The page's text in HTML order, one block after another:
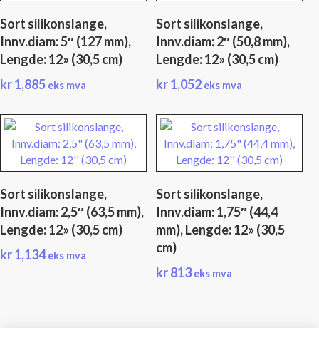
Sort silikonslange,
Innv.diam: 5″ (127 mm),
Lengde: 12» (30,5 cm)
kr1,885 eks mva
Sort silikonslange,
Innv.diam: 2″ (50,8 mm),
Lengde: 12» (30,5 cm)
kr1,052 eks mva
Sort silikonslange,
Innv.diam: 2,5″ (63,5 mm),
Lengde: 12» (30,5 cm)
kr1,134 eks mva
Sort silikonslange,
Innv.diam: 1,75″ (44,4
mm), Lengde: 12» (30,5
cm)
kr813 eks mva